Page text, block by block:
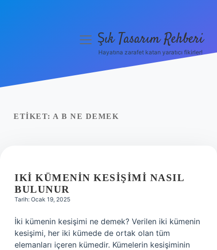
Yasal Uyarı
menüyüŞık Tasarım Rehberi
Hayatına zarafet katan yaratıcı fikirler!
ETIKET: A B NE DEMEK
IKI KÜMENIN KESIŞIMI NASIL
BULUNUR
Tarih: Ocak 19, 2025
İki kümenin kesişimi ne demek? Verilen iki kümenin
kesişimi, her iki kümede de ortak olan tüm
elemanları içeren kümedir. Kümelerin kesişiminin